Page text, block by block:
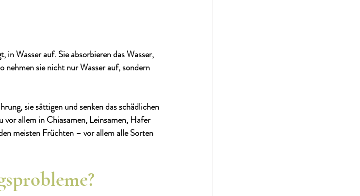
in Wasser auf. Sie absorbieren das Wasser,
sie nicht nur Wasser auf, sondern
sie sättigen und senken das schädlichen
allem in Chiasamen, Leinsamen, Hafer
meisten Früchten – vor allem alle Sorten